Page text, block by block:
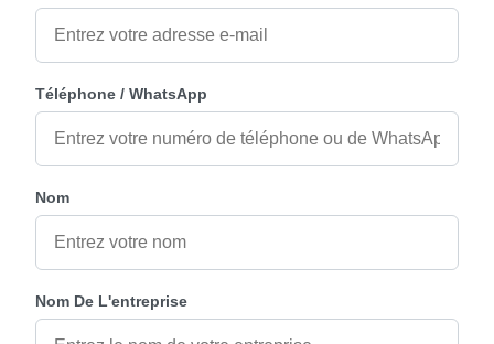
Téléphone / WhatsApp
Nom
Nom De L'entreprise